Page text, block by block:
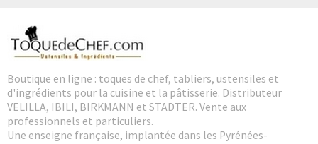
Boutique en ligne : toques de chef, tabliers, ustensiles et
d'ingrédients pour la cuisine et la pâtisserie. Distributeur
VELILLA, IBILI, BIRKMANN et STADTER. Vente aux
professionnels et particuliers.
Une enseigne française, implantée dans les Pyrénées-